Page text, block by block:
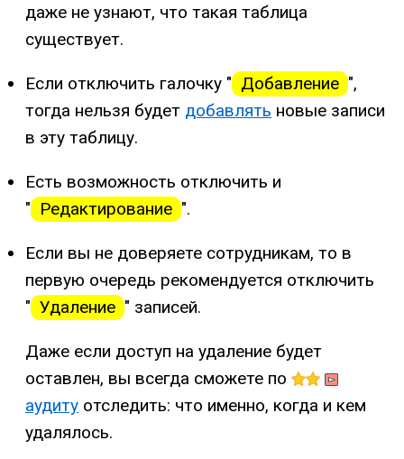
даже не узнают, что такая таблица
существует.
Если отключить галочку " Добавление ",
тогда нельзя будет добавлять новые записи
в эту таблицу.
Есть возможность отключить и
" Редактирование ".
Если вы не доверяете сотрудникам, то в
первую очередь рекомендуется отключить
" Удаление " записей.
Даже если доступ на удаление будет
оставлен, вы всегда сможете по
аудиту отследить: что именно, когда и кем
удалялось.